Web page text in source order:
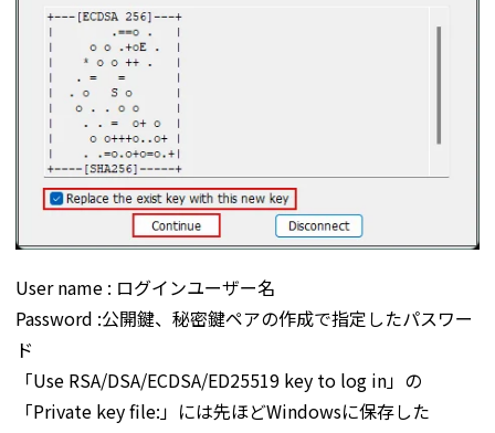
User name : ログインユーザー名
Password :公開鍵、秘密鍵ペアの作成で指定したパスワー
ド
「Use RSA/DSA/ECDSA/ED25519 key to log in」の
「Private key file:」には先ほどWindowsに保存した